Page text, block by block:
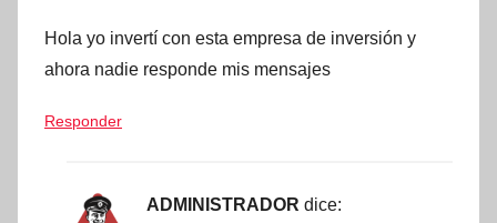
Hola yo invertí con esta empresa de inversión y
ahora nadie responde mis mensajes
Responder
ADMINISTRADOR dice: